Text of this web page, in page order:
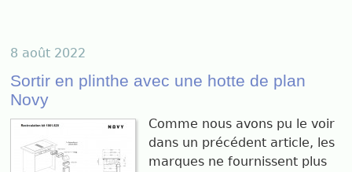
8 août 2022
Sortir en plinthe avec une hotte de plan
Novy
Comme nous avons pu le voir
dans un précédent article, les
marques ne fournissent plus